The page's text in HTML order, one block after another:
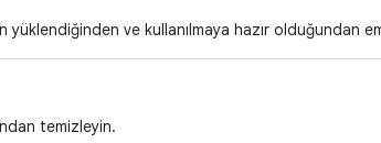
yüklendiğinden ve kullanılmaya hazır olduğundan
temizleyin.